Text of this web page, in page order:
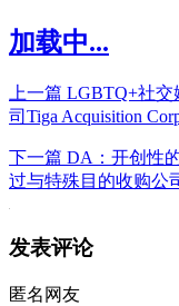
加载中...
上一篇 LGBTQ+社交
司Tiga Acquisition
下一篇 DA：开创性
过与特殊目的收购公
发表评论
匿名网友